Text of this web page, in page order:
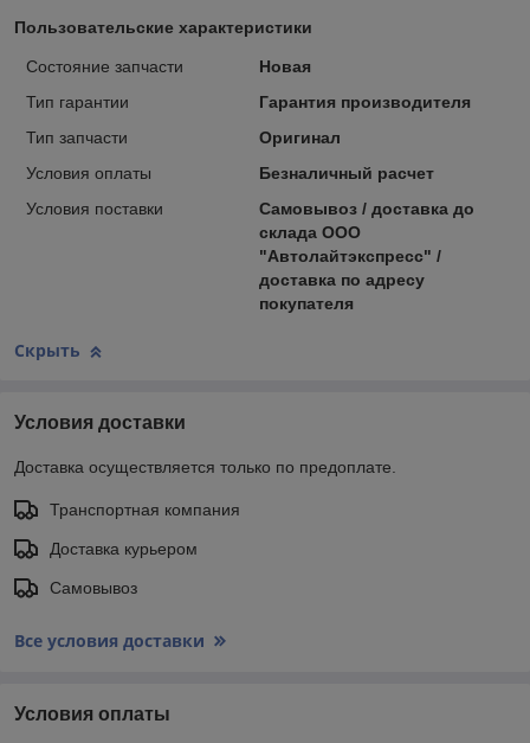
Пользовательские характеристики
Состояние запчасти
Новая
Тип гарантии
Гарантия производителя
Тип запчасти
Оригинал
Условия оплаты
Безналичный расчет
Условия поставки
Самовывоз / доставка до
склада ООО
"Автолайтэкспресс" /
доставка по адресу
покупателя
Скрыть
Условия доставки
Доставка осуществляется только по предоплате.
Транспортная компания
Доставка курьером
Самовывоз
Все условия доставки
Условия оплаты